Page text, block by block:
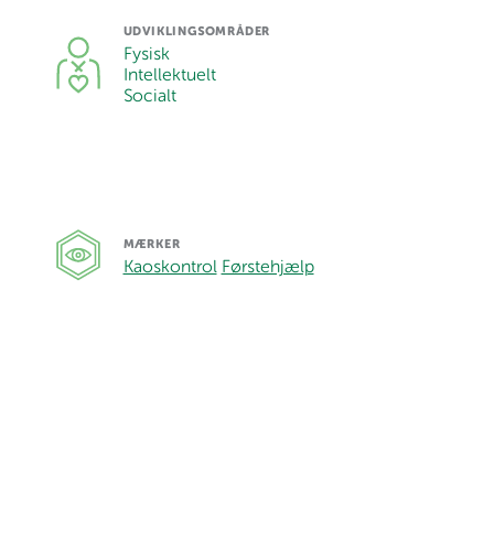
UDVIKLINGSOMRÅDER
Fysisk
Intellektuelt
Socialt
MÆRKER
Kaoskontrol Førstehjælp